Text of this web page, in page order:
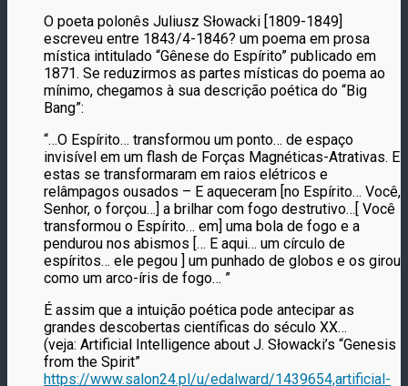
O poeta polonês Juliusz Słowacki [1809-1849]
escreveu entre 1843/4-1846? um poema em prosa
mística intitulado “Gênese do Espírito” publicado em
1871. Se reduzirmos as partes místicas do poema ao
mínimo, chegamos à sua descrição poética do “Big
Bang”:
“…O Espírito… transformou um ponto… de espaço
invisível em um flash de Forças Magnéticas-Atrativas. E
estas se transformaram em raios elétricos e
relâmpagos ousados – E aqueceram [no Espírito… Você,
Senhor, o forçou…] a brilhar com fogo destrutivo…[ Você
transformou o Espírito… em] uma bola de fogo e a
pendurou nos abismos [… E aqui… um círculo de
espíritos… ele pegou ] um punhado de globos e os girou
como um arco-íris de fogo… ”
É assim que a intuição poética pode antecipar as
grandes descobertas científicas do século XX…
(veja: Artificial Intelligence about J. Słowacki’s “Genesis
from the Spirit”
https://www.salon24.pl/u/edalward/1439654,artificial-